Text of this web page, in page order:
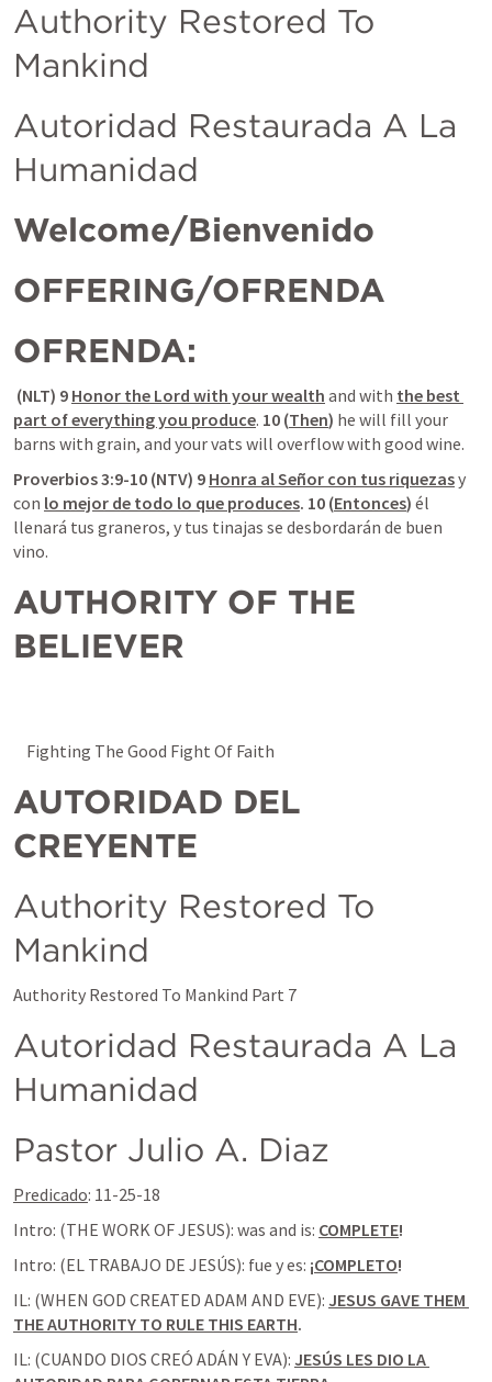
Authority Restored To
Mankind
Autoridad Restaurada A La
Humanidad
Welcome/Bienvenido
OFFERING/OFRENDA
OFRENDA:
(NLT) 9 Honor the Lord with your wealth and with the best
part of everything you produce. 10 (Then) he will fill your
barns with grain, and your vats will overflow with good wine.
Proverbios 3:9-10 (NTV) 9 Honra al Señor con tus riquezas y
con lo mejor de todo lo que produces. 10 (Entonces) él
llenará tus graneros, y tus tinajas se desbordarán de buen
vino.
AUTHORITY OF THE
BELIEVER
    Fighting The Good Fight Of Faith
AUTORIDAD DEL
CREYENTE
Authority Restored To
Mankind
Authority Restored To Mankind Part 7
Autoridad Restaurada A La
Humanidad
Pastor Julio A. Diaz
Predicado: 11-25-18
Intro: (THE WORK OF JESUS): was and is: COMPLETE!
Intro: (EL TRABAJO DE JESÚS): fue y es: ¡COMPLETO!
IL: (WHEN GOD CREATED ADAM AND EVE): JESUS GAVE THEM
THE AUTHORITY TO RULE THIS EARTH.
IL: (CUANDO DIOS CREÓ ADÁN Y EVA): JESÚS LES DIO LA